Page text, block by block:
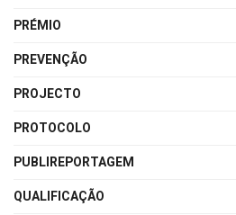
PRÉMIO
PREVENÇÃO
PROJECTO
PROTOCOLO
PUBLIREPORTAGEM
QUALIFICAÇÃO